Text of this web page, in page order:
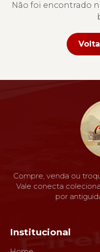
Não foi encontrado
Compre, venda ou
Vale conecta
por
Institucional